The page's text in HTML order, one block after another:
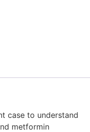
case to understand
metformin